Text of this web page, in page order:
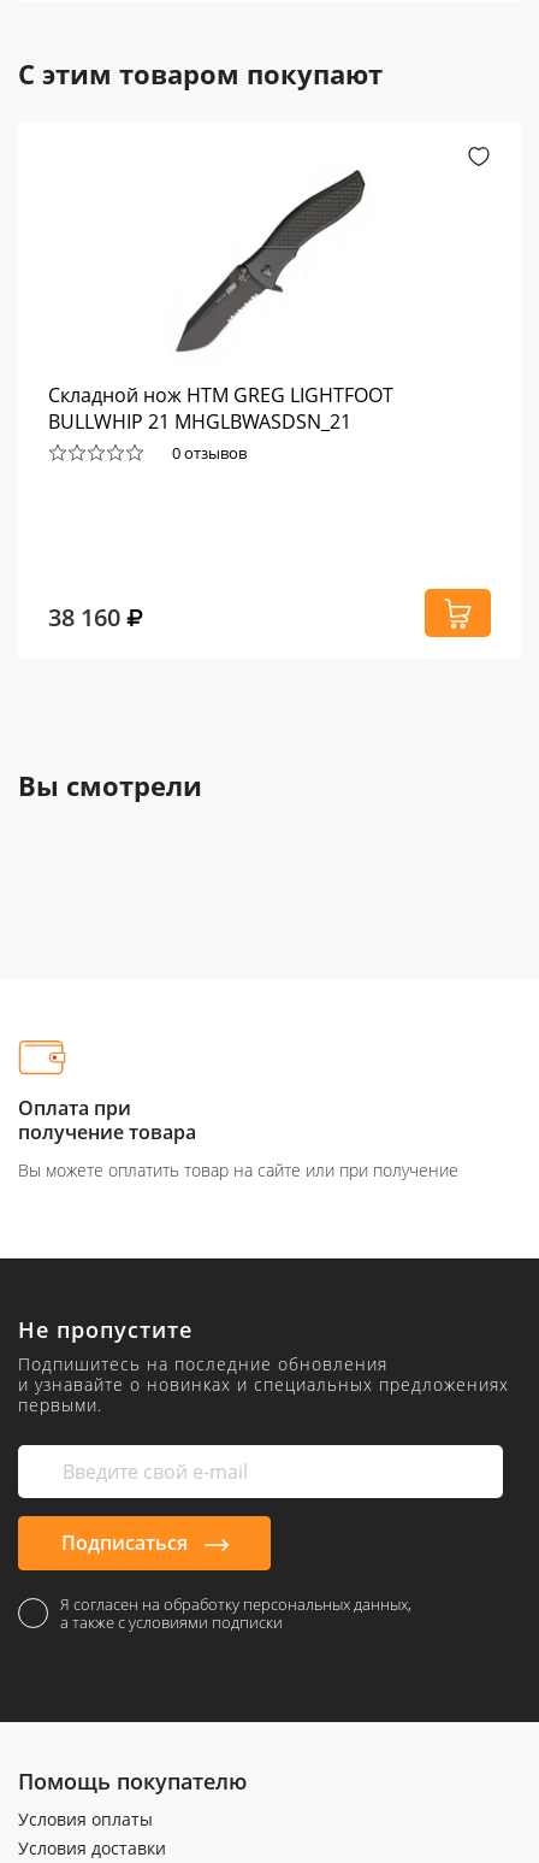
С этим товаром покупают
Складной нож HTM GREG LIGHTFOOT
BULLWHIP 21 MHGLBWASDSN_21
0 отзывов
38 160
Вы смотрели
Оплата при
получение товара
Вы можете оплатить товар на сайте или при получение
Не пропустите
Подпишитесь на последние обновления
и узнавайте о новинках и специальных предложениях
первыми.
Подписаться
Я согласен на обработку персональных данных,
а также с условиями подписки
Помощь покупателю
Условия оплаты
Условия доставки